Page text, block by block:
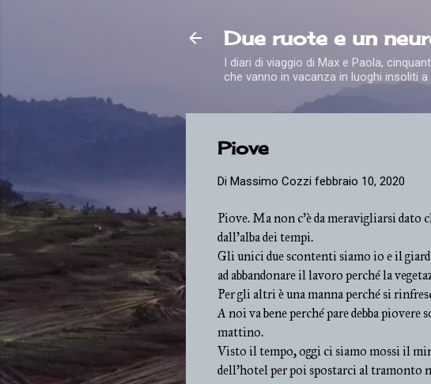
Due ruote e un
I diari di viaggio di Max e Paola,
che vanno in vacanza in luoghi insoliti
Piove
Di Massimo Cozzi febbraio 10, 2020
Piove. Ma non c'è da meravigliarsi dato
dall'alba dei tempi.
Gli unici due scontenti siamo io e il
ad abbandonare il lavoro perché la
Per gli altri è una manna perché si
A noi va bene perché pare debba
mattino.
Visto il tempo, oggi ci siamo mossi il
dell'hotel per poi spostarci al tramonto